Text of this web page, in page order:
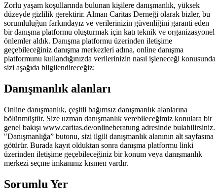
Zorlu yaşam koşullarında bulunan kişilere danışmanlık, yüksek
düzeyde gizlilik gerektirir. Alman Caritas Derneği olarak bizler, bu
sorumluluğun farkındayız ve verilerinizin güvenliğini garanti eden
bir danışma platformu oluşturmak için katı teknik ve organizasyonel
önlemler aldık. Danışma platformu üzerinden iletişime
geçebileceğiniz danışma merkezleri adına, online danışma
platformunu kullandığınızda verilerinizin nasıl işleneceği konusunda
sizi aşağıda bilgilendireceğiz:
Danışmanlık alanları
Online danışmanlık, çeşitli bağımsız danışmanlık alanlarına
bölünmüştür. Size uzman danışmanlık verebileceğimiz konulara bir
genel bakışı www.caritas.de/onlineberatung adresinde bulabilirsiniz.
"Danışmanlığa” butonu, sizi ilgili danışmanlık alanının alt sayfasına
götürür. Burada kayıt olduktan sonra danışma platformu linki
üzerinden iletişime geçebileceğiniz bir konum veya danışmanlık
merkezi seçme imkanınız kısmen vardır.
Sorumlu Yer